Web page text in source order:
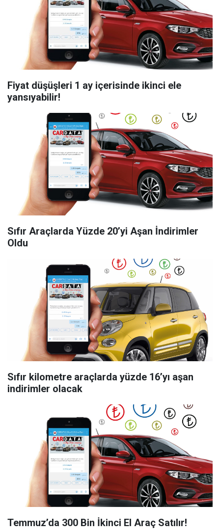
Fiyat düşüşleri 1 ay içerisinde ikinci ele
yansıyabilir!
Sıfır Araçlarda Yüzde 20’yi Aşan İndirimler
Oldu
Sıfır kilometre araçlarda yüzde 16’yı aşan
indirimler olacak
Temmuz’da 300 Bin İkinci El Araç Satılır!